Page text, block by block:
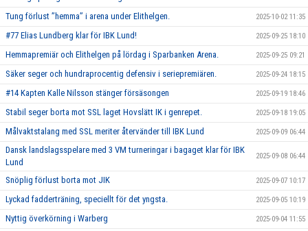
Tung förlust ’’hemma’’ i arena under Elithelgen. 2025-10-02 11:35
#77 Elias Lundberg klar för IBK Lund! 2025-09-25 18:10
Hemmapremiär och Elithelgen på lördag i Sparbanken Arena. 2025-09-25 09:21
Säker seger och hundraprocentig defensiv i seriepremiären. 2025-09-24 18:15
#14 Kapten Kalle Nilsson stänger försäsongen 2025-09-19 18:46
Stabil seger borta mot SSL laget Hovslätt IK i genrepet. 2025-09-18 19:05
Målvaktstalang med SSL meriter återvänder till IBK Lund 2025-09-09 06:44
Dansk landslagsspelare med 3 VM turneringar i bagaget klar för IBK
Lund
2025-09-08 06:44
Snöplig förlust borta mot JIK 2025-09-07 10:17
Lyckad fadderträning, speciellt för det yngsta. 2025-09-05 10:19
Nyttig överkörning i Warberg 2025-09-04 11:55